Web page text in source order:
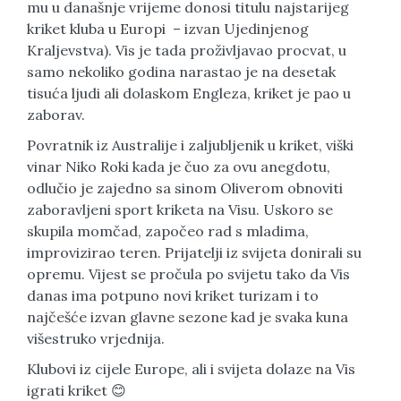
mu u današnje vrijeme donosi titulu najstarijeg
kriket kluba u Europi – izvan Ujedinjenog
Kraljevstva). Vis je tada proživljavao procvat, u
samo nekoliko godina narastao je na desetak
tisuća ljudi ali dolaskom Engleza, kriket je pao u
zaborav.
Povratnik iz Australije i zaljubljenik u kriket, viški
vinar Niko Roki kada je čuo za ovu anegdotu,
odlučio je zajedno sa sinom Oliverom obnoviti
zaboravljeni sport kriketa na Visu. Uskoro se
skupila momčad, započeo rad s mladima,
improvizirao teren. Prijatelji iz svijeta donirali su
opremu. Vijest se pročula po svijetu tako da Vis
danas ima potpuno novi kriket turizam i to
najčešće izvan glavne sezone kad je svaka kuna
višestruko vrjednija.
Klubovi iz cijele Europe, ali i svijeta dolaze na Vis
igrati kriket 😊